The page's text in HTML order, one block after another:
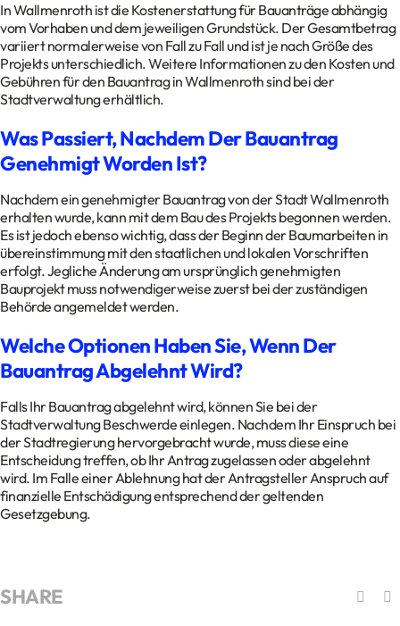
In Wallmenroth ist die Kostenerstattung für Bauanträge abhängig
vom Vorhaben und dem jeweiligen Grundstück. Der Gesamtbetrag
variiert normalerweise von Fall zu Fall und ist je nach Größe des
Projekts unterschiedlich. Weitere Informationen zu den Kosten und
Gebühren für den Bauantrag in Wallmenroth sind bei der
Stadtverwaltung erhältlich.
Was Passiert, Nachdem Der Bauantrag
Genehmigt Worden Ist?
Nachdem ein genehmigter Bauantrag von der Stadt Wallmenroth
erhalten wurde, kann mit dem Bau des Projekts begonnen werden.
Es ist jedoch ebenso wichtig, dass der Beginn der Baumarbeiten in
übereinstimmung mit den staatlichen und lokalen Vorschriften
erfolgt. Jegliche Änderung am ursprünglich genehmigten
Bauprojekt muss notwendigerweise zuerst bei der zuständigen
Behörde angemeldet werden.
Welche Optionen Haben Sie, Wenn Der
Bauantrag Abgelehnt Wird?
Falls Ihr Bauantrag abgelehnt wird, können Sie bei der
Stadtverwaltung Beschwerde einlegen. Nachdem Ihr Einspruch bei
der Stadtregierung hervorgebracht wurde, muss diese eine
Entscheidung treffen, ob Ihr Antrag zugelassen oder abgelehnt
wird. Im Falle einer Ablehnung hat der Antragsteller Anspruch auf
finanzielle Entschädigung entsprechend der geltenden
Gesetzgebung.
SHARE